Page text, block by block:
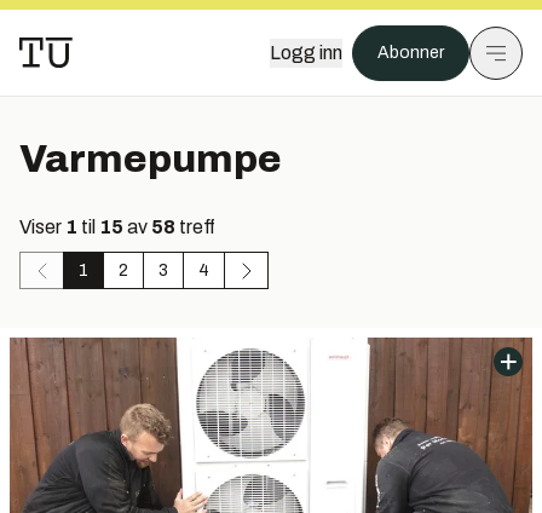
Logg inn Abonner
Varmepumpe
Viser 1 til 15 av 58 treff
1 2 3 4